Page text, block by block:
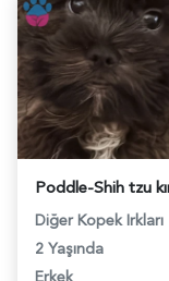
Diğer Kopek Irkları
2 Yaşında
Erkek